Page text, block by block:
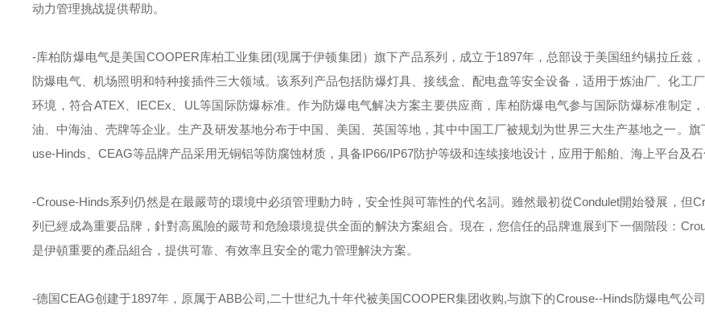
动力管理挑战提供帮助。
-库柏防爆电气是美国COOPER库柏工业集团(现属于伊顿集团）旗下产品系列，成立于1897年，总部设于美国纽约锡拉丘兹
防爆电气、机场照明和特种接插件三大领域。该系列产品包括防爆灯具、接线盒、配电盘等安全设备，适用于炼油厂、化工
环境，符合ATEX IECEx UL 等国际防爆标准。作为防爆电气解决方案主要供应商，库柏防爆电气参与国际防爆标准制定
油、中海油、壳牌等企业。生产及研发基地分布于中国、美国、英国等地，其中中国工厂被规划为世界三大生产基地之一。旗
use-Hinds
CEAG等品牌产品采用无铜铝等防腐蚀材质，具备IP66/IP67防护等级和连续接地设计，应用于船舶、海上平台及石
-Crouse-Hinds系列仍然是在最嚴苛的環境中必須管理動力時，安全性與可靠性的代名詞。雖然最初從Condulet開始發展，但
列已經成為重要品牌，針對高風險的嚴苛和危險環境提供全面的解決方案組合。現在，您信任的品牌進展到下一個階段：
是伊頓重要的產品組合，提供可靠、有效率且安全的電力管理解決方案。
-德国CEAG创建于1897年，原属于ABB公司,二十世纪九十年代被美国COOPER集团收购,与旗下的Crouse--Hinds防爆电气公